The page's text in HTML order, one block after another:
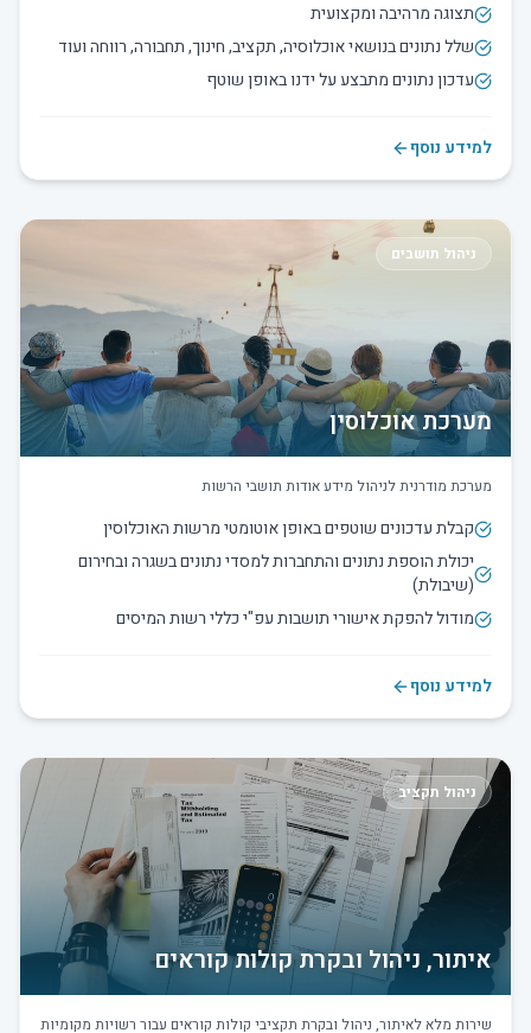
תצוגה מרהיבה ומקצועית
שלל נתונים בנושאי אוכלוסיה, תקציב, חינוך, תחבורה, רווחה ועוד
עדכון נתונים מתבצע על ידנו באופן שוטף
למידע נוסף
ניהול תושבים
מערכת אוכלוסין
מערכת מודרנית לניהול מידע אודות תושבי הרשות
קבלת עדכונים שוטפים באופן אוטומטי מרשות האוכלוסין
יכולת הוספת נתונים והתחברות למסדי נתונים בשגרה ובחירום
(שיבולת)
מודול להפקת אישורי תושבות עפ"י כללי רשות המיסים
למידע נוסף
ניהול תקציב
איתור, ניהול ובקרת קולות קוראים
שירות מלא לאיתור, ניהול ובקרת תקציבי קולות קוראים עבור רשויות מקומיות